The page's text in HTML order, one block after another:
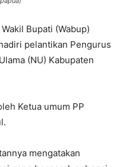
Bupati (Wabup)
pelantikan Pengurus
(NU) Kabupaten
Ketua umum PP
mengatakan